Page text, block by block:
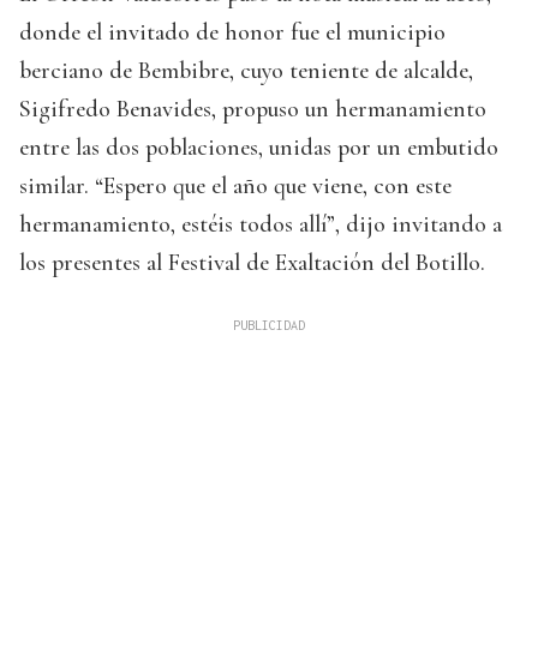
donde el invitado de honor fue el municipio
berciano de Bembibre, cuyo teniente de alcalde,
Sigifredo Benavides, propuso un hermanamiento
entre las dos poblaciones, unidas por un embutido
similar. “Espero que el año que viene, con este
hermanamiento, estéis todos allí”, dijo invitando a
los presentes al Festival de Exaltación del Botillo.